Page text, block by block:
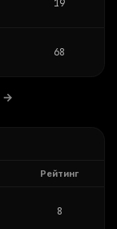
19
68
→
Рейтинг
8